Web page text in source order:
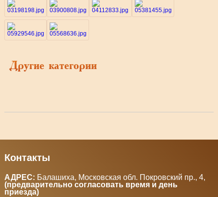
Другие категории
Контакты
АДРЕС: Балашиха, Московская обл. Покровский пр., 4,
(предварительно согласовать время и день
приезда)